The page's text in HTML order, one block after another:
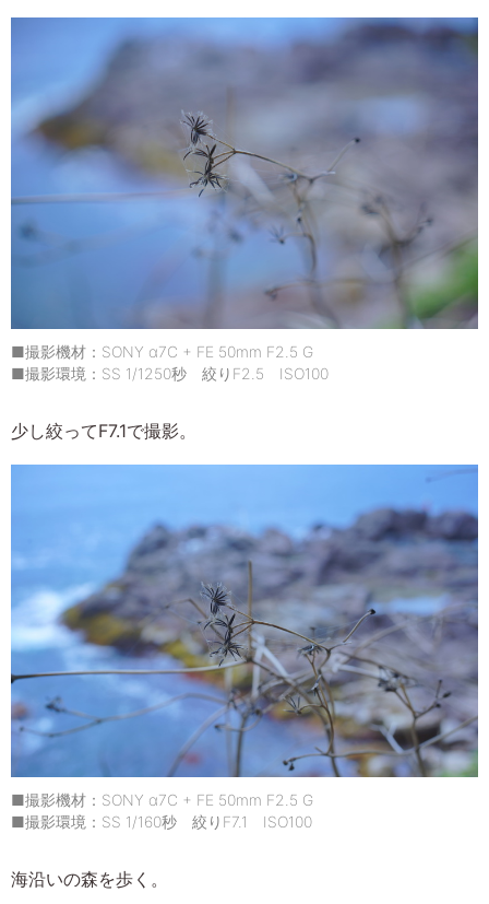
■撮影機材：SONY α7C + FE 50mm F2.5 G
■撮影環境：SS 1/1250秒 絞りF2.5 ISO100
少し絞ってF7.1で撮影。
■撮影機材：SONY α7C + FE 50mm F2.5 G
■撮影環境：SS 1/160秒 絞りF7.1 ISO100
海沿いの森を歩く。